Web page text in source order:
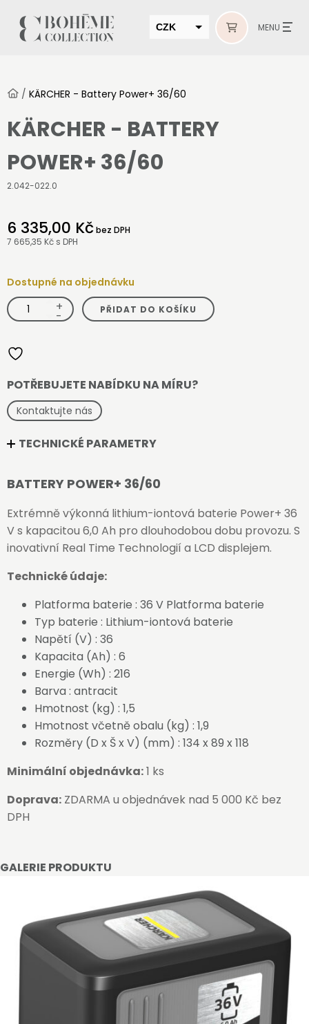
CZK
MUR
MENU
/ KÄRCHER - Battery Power+ 36/60
GALERIE PRODUKTU
KÄRCHER - BATTERY
POWER+ 36/60
2.042-022.0
6 335,00 Kčbez DPH
7 665,35 Kč s DPH
Dostupné na objednávku
KÄRCHER
-
Battery
množství
+
- PŘIDAT DO KOŠÍKU
POTŘEBUJETE NABÍDKU NA MÍRU?
Kontaktujte nás
TECHNICKÉ PARAMETRY
BATTERY POWER+ 36/60
Extrémně výkonná lithium-iontová baterie Power+ 36
V s kapacitou 6,0 Ah pro dlouhodobou dobu provozu. S
inovativní Real Time Technologií a LCD displejem.
Technické údaje:
Platforma baterie : 36 V Platforma baterie
Typ baterie : Lithium-iontová baterie
Napětí (V) : 36
Kapacita (Ah) : 6
Energie (Wh) : 216
Barva : antracit
Hmotnost (kg) : 1,5
Hmotnost včetně obalu (kg) : 1,9
Rozměry (D x Š x V) (mm) : 134 x 89 x 118
Minimální objednávka:1 ks
Doprava: ZDARMA u objednávek nad 5 000 Kč bez
DPH